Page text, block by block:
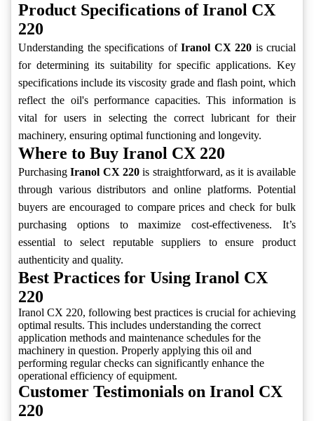
Product Specifications of Iranol CX
220
Understanding the specifications of Iranol CX 220 is crucial
for determining its suitability for specific applications. Key
specifications include its viscosity grade and flash point, which
reflect the oil's performance capacities. This information is
vital for users in selecting the correct lubricant for their
machinery, ensuring optimal functioning and longevity.
Where to Buy Iranol CX 220
PurchasingIranol CX 220 is straightforward, as it is available
through various distributors and online platforms. Potential
buyers are encouraged to compare prices and check for bulk
purchasing options to maximize cost-effectiveness. It’s
essential to select reputable suppliers to ensure product
authenticity and quality.
Best Practices for Using Iranol CX
220
Iranol CX 220, following best practices is crucial for achieving
optimal results. This includes understanding the correct
application methods and maintenance schedules for the
machinery in question. Properly applying this oil and
performing regular checks can significantly enhance the
operational efficiency of equipment.
Customer Testimonials on Iranol CX
220